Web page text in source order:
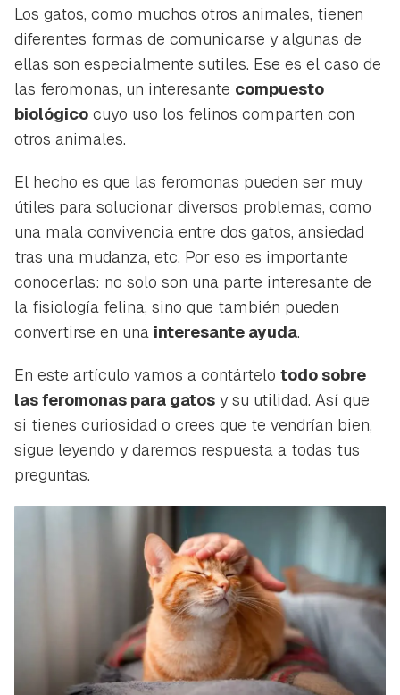
Los gatos, como muchos otros animales, tienen
diferentes formas de comunicarse y algunas de
ellas son especialmente sutiles. Ese es el caso de
las feromonas, un interesante compuesto
biológico cuyo uso los felinos comparten con
otros animales.
El hecho es que las feromonas pueden ser muy
útiles para solucionar diversos problemas, como
una mala convivencia entre dos gatos, ansiedad
tras una mudanza, etc. Por eso es importante
conocerlas: no solo son una parte interesante de
la fisiología felina, sino que también pueden
convertirse en una interesante ayuda.
En este artículo vamos a contártelo todo sobre
las feromonas para gatos y su utilidad. Así que
si tienes curiosidad o crees que te vendrían bien,
sigue leyendo y daremos respuesta a todas tus
preguntas.